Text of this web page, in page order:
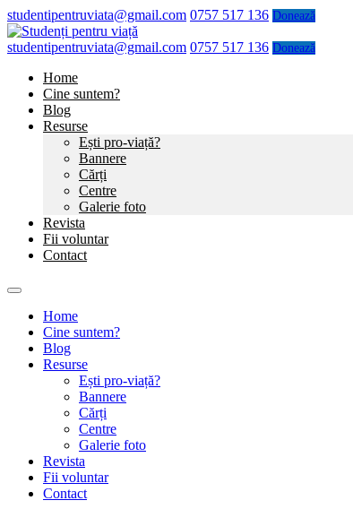
studentipentruviata@gmail.com 0757 517 136 Donează
studentipentruviata@gmail.com 0757 517 136 Donează
Home
Cine suntem?
Blog
Resurse
Ești pro-viață?
Bannere
Cărți
Centre
Galerie foto
Revista
Fii voluntar
Contact
Home
Cine suntem?
Blog
Resurse
Ești pro-viață?
Bannere
Cărți
Centre
Galerie foto
Revista
Fii voluntar
Contact